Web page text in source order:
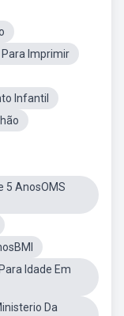
Imprimir
Infantil
5 AnosOMS
Idade Em
Da